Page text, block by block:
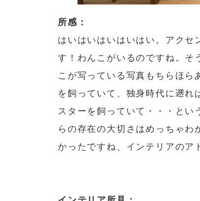
所感：
はいはいはいはいはい。アクセ
す！わんこがいるのですね。そ
こが写っている写真もちらほら
を飼っていて、独身時代に遡れ
スターを飼っていて・・・とい
らの存在の大切さはめっちゃ
かったですね、インテリアのア